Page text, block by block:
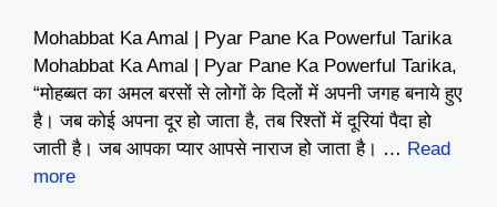
Mohabbat Ka Amal | Pyar Pane Ka Powerful Tarika
Mohabbat Ka Amal | Pyar Pane Ka Powerful Tarika,
“मोहब्बत का अमल बरसों से लोगों के दिलों में अपनी जगह बनाये हुए
है। जब कोई अपना दूर हो जाता है, तब रिश्तों में दूरियां पैदा हो
जाती है। जब आपका प्यार आपसे नाराज हो जाता है। … Read
more